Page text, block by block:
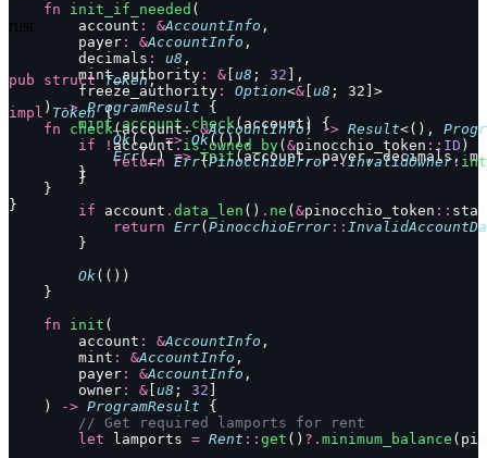
    fn
init_if_needed (
        account
: &AccountInfo ,
        payer
: &AccountInfo ,
        decimals
: u8 ,
        mint_authority
: & u8 ; 32 ],
        freeze_authority
: Option<& u8 ; 32]>
    )
-> ProgramResult {
        mint_account_check
(account) {
            Ok
(_) => Ok(()),
            Err
(_) => init(account, payer, decimals,
        }
    }
}
rust
pub struct Token;
impl Token {
    fn
check(account: &AccountInfo ) -> Result<(),
        if
! account.is_owned_by( &pinocchio_token :: ID ) {
            return
Err(PinocchioError::InvalidOwner.
        }
        if
account . data_len () . ne ( &pinocchio_token ::
            return
Err( PinocchioError ::
        }
        Ok
(())
    }
    fn
init (
        account
: &AccountInfo ,
        mint
: &AccountInfo ,
        payer
: &AccountInfo ,
        owner
: & u8 ; 32
    )
-> ProgramResult {
        // Get required lamports for rent
        let
lamports = Rent :: get () ?. minimum_balance